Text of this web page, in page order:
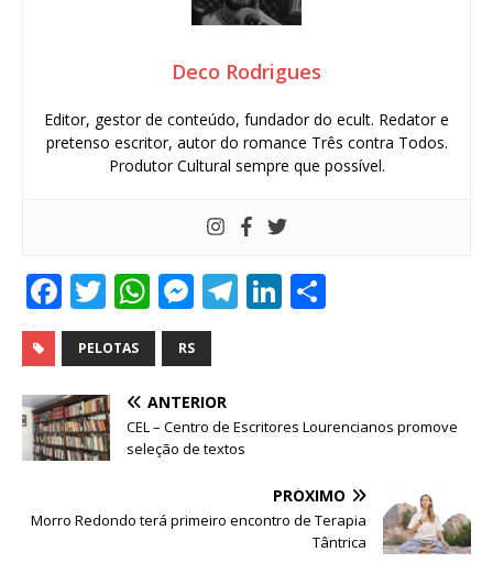
Deco Rodrigues
Editor, gestor de conteúdo, fundador do ecult. Redator e
pretenso escritor, autor do romance Três contra Todos.
Produtor Cultural sempre que possível.
F
a
c
e
b
o
k
T
w
it
te
r
W
h
at
s
A
p
p
M
e
ss
e
n
g
r
T
ra
m
Li
dI
PELOTAS RS
ANTERIOR
CEL – Centro de Escritores Lourencianos promove
seleção de textos
PRÓXIMO
Morro Redondo terá primeiro encontro de Terapia
Tântrica